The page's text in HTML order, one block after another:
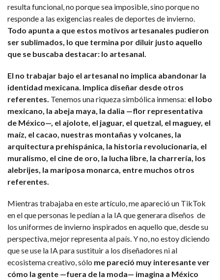
resulta funcional, no porque sea imposible, sino porque no
responde a las exigencias reales de deportes de invierno.
Todo apunta a que estos motivos artesanales pudieron
ser sublimados, lo que termina por diluir justo aquello
que se buscaba destacar: lo artesanal.
El no trabajar bajo el artesanal no implica abandonar la
identidad mexicana. Implica diseñar desde otros
referentes. Tenemos una riqueza simbólica inmensa: el lobo
mexicano, la abeja maya, la dalia —flor representativa
de México—, el ajolote, el jaguar, el quetzal, el maguey, el
maíz, el cacao, nuestras montañas y volcanes, la
arquitectura prehispánica, la historia revolucionaria, el
muralismo, el cine de oro, la lucha libre, la charrería, los
alebrijes, la mariposa monarca, entre muchos otros
referentes.
Mientras trabajaba en este artículo, me apareció un TikTok
en el que personas le pedían a la IA que generara diseños de
los uniformes de invierno inspirados en aquello que, desde su
perspectiva, mejor representa al país. Y no, no estoy diciendo
que se use la IA para sustituir a los diseñadores ni al
ecosistema creativo, sólo me pareció muy interesante ver
cómo la gente —fuera de la moda— imagina a México